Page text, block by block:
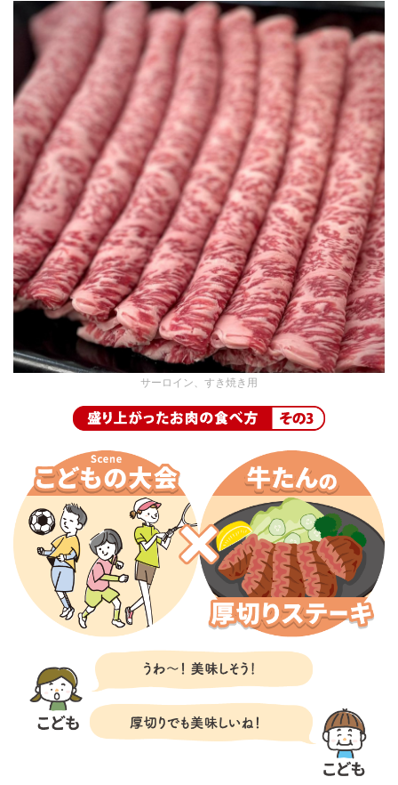
サーロイン、すき焼き用